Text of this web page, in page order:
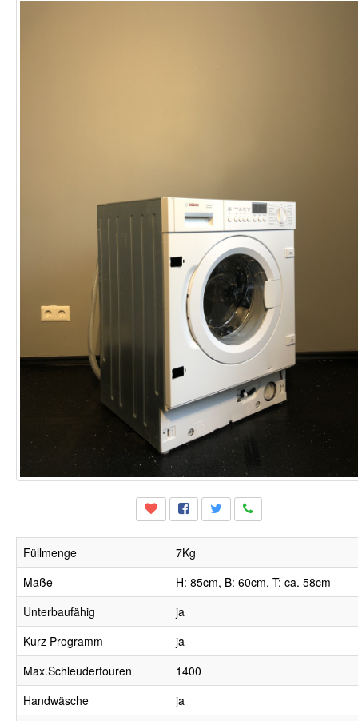
Füllmenge
7Kg
Maße
H: 85cm, B: 60cm, T: ca. 58cm
Unterbaufähig
ja
Kurz Programm
ja
Max.Schleudertouren
1400
Handwäsche
ja